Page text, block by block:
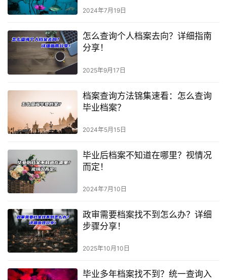
2024年7月19日
怎么查询个人档案去向？详细指南
分享！
2025年9月17日
档案查询方法锦集速看：怎么查询
毕业档案？
2024年5月15日
毕业后档案不知道在哪里？视情况
而定！
2024年7月10日
政审需要档案找不到怎么办？详细
步骤分享！
2025年10月10日
毕业多年档案找不到？统一查询入